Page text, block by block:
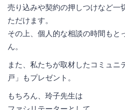
売り込みや契約の押しつけなど一
ただけます。
その上、個人的な相談の時間もと
ん。
また、私たちが取材したコミュ
戸」もプレゼント。
もちろん、玲子先生は